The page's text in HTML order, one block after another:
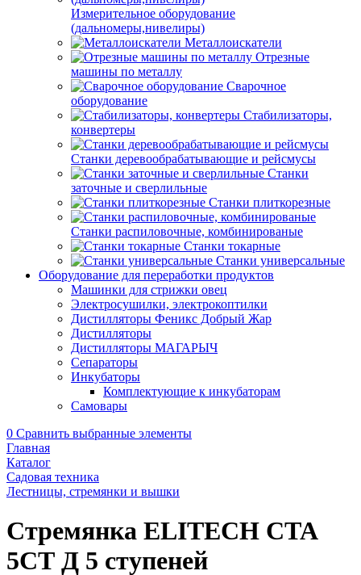
Измерительное оборудование
(дальномеры,нивелиры)
Металлоискатели
Отрезные
машины по металлу
Сварочное
оборудование
Стабилизаторы,
конвертеры
Станки деревообрабатывающие и рейсмусы
Станки
заточные и сверлильные
Станки плиткорезные
Станки распиловочные, комбинированые
Станки токарные
Станки универсальные
Оборудование для переработки продуктов
Машинки для стрижки овец
Электросушилки, электрокоптилки
Дистилляторы Феникс Добрый Жар
Дистилляторы
Дистилляторы МАГАРЫЧ
Сепараторы
Инкубаторы
Комплектующие к инкубаторам
Самовары
0 Сравнить выбранные элементы
Главная
Каталог
Садовая техника
Лестницы, стремянки и вышки
Стремянка ELITECH СТА
5СТ Д 5 ступеней